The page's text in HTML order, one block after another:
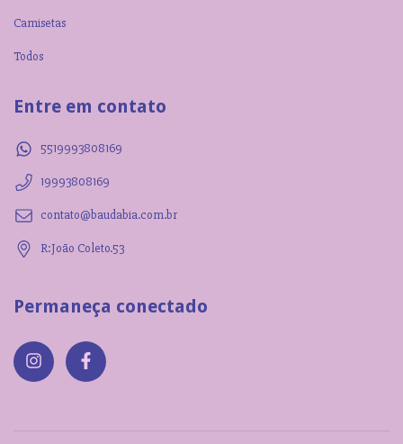
Camisetas
Todos
Entre em contato
5519993808169
19993808169
contato@baudabia.com.br
R:João Coleto.53
Permaneça conectado